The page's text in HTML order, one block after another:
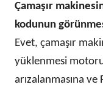
Çamaşır
kodunun
Evet, çamaşır
yüklenmesi motoru
arızalanmasına ve